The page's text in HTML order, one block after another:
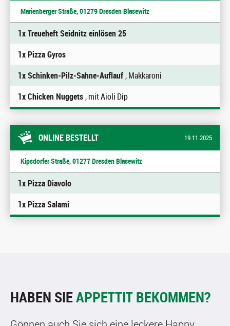
Marienberger Straße, 01279 Dresden Blasewitz
1x Treueheft Seidnitz einlösen 25
1x Pizza Gyros
1x Schinken-Pilz-Sahne-Auflauf, Makkaroni
1x Chicken Nuggets, mit Aioli Dip
ONLINE BESTELLT 19.11.2025
Kipsdorfer Straße, 01277 Dresden Blasewitz
1x Pizza Diavolo
1x Pizza Salami
HABEN SIEAPPETTIT BEKOMMEN?